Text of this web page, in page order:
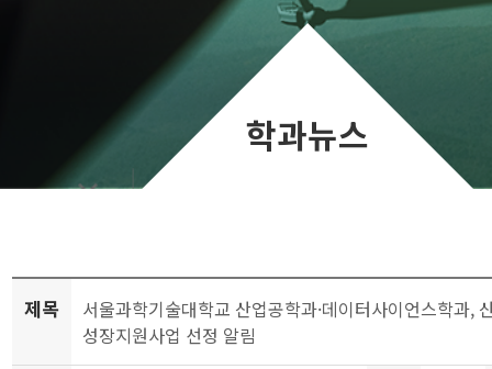
학과뉴스
제목
서울과학기술대학교 산업공학과·데이터사이언스학과,
성장지원사업 선정 알림